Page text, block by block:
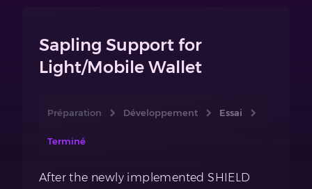
Sapling Support for
Light/Mobile Wallet
Préparation Développement Essai
Terminé
After the newly implemented SHIELD